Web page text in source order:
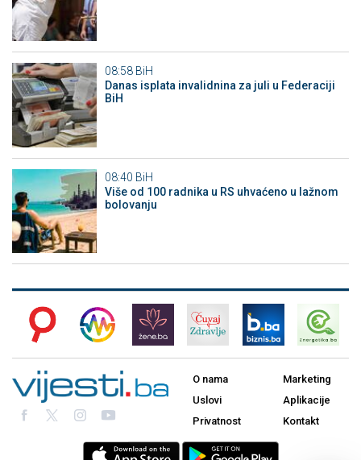
08:58 BiH
Danas isplata invalidnina za juli u Federaciji
BiH
08:40 BiH
Više od 100 radnika u RS uhvaćeno u lažnom
bolovanju
O nama
Uslovi
Privatnost
Marketing
Aplikacije
Kontakt